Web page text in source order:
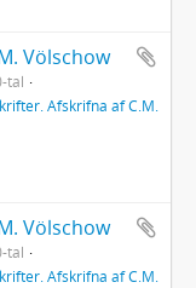
Völschow
tal
Afskrifna af C.M.
Völschow
tal
Afskrifna af C.M.